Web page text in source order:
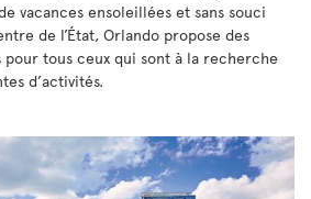
vacances ensoleillées et sans souci
de l’État, Orlando propose des
pour tous ceux qui sont à la recherche
d’activités.